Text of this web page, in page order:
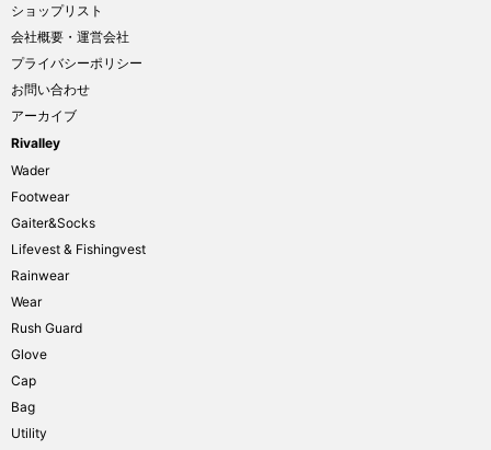
ショップリスト
会社概要・運営会社
プライバシーポリシー
お問い合わせ
アーカイブ
Rivalley
Wader
Footwear
Gaiter&Socks
Lifevest & Fishingvest
Rainwear
Wear
Rush Guard
Glove
Cap
Bag
Utility